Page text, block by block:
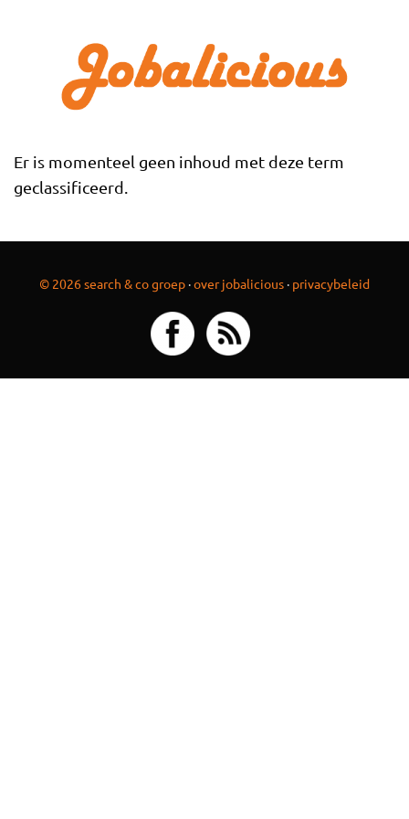
Er is momenteel geen inhoud met deze term
geclassificeerd.
© 2026 search & co groep ·over jobalicious · privacybeleid